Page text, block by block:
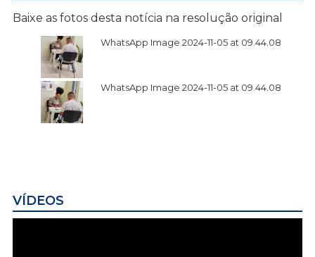
Baixe as fotos desta notícia na resolução original
WhatsApp Image 2024-11-05 at 09.44.08
WhatsApp Image 2024-11-05 at 09.44.08
VÍDEOS